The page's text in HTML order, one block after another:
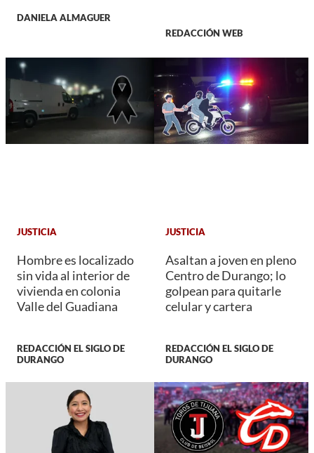
DANIELA ALMAGUER
REDACCIÓN WEB
JUSTICIA
Hombre es localizado
sin vida al interior de
vivienda en colonia
Valle del Guadiana
REDACCIÓN EL SIGLO DE
DURANGO
JUSTICIA
Asaltan a joven en pleno
Centro de Durango; lo
golpean para quitarle
celular y cartera
REDACCIÓN EL SIGLO DE
DURANGO